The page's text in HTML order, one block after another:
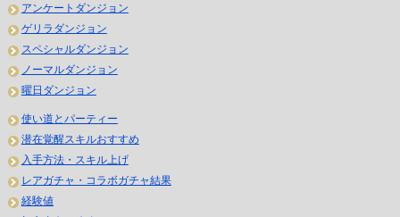
アンケートダンジョン
ゲリラダンジョン
スペシャルダンジョン
ノーマルダンジョン
曜日ダンジョン
使い道とパーティー
潜在覚醒スキルおすすめ
入手方法・スキル上げ
レアガチャ・コラボガチャ結果
経験値